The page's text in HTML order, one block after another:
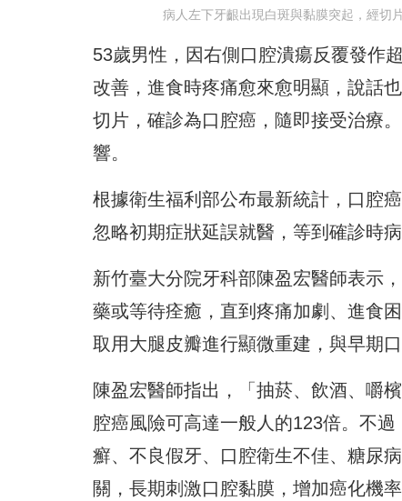
病人左下牙齦出現白斑與黏膜突起，經切
53歲男性，因右側口腔潰瘍反覆發作
改善，進食時疼痛愈來愈明顯，說話
切片，確診為口腔癌，隨即接受治療
響。
根據衛生福利部公布最新統計，口腔
忽略初期症狀延誤就醫，等到確診時
新竹臺大分院牙科部陳盈宏醫師表示
藥或等待痊癒，直到疼痛加劇、進食
取用大腿皮瓣進行顯微重建，與早期
陳盈宏醫師指出，「抽菸、飲酒、嚼
腔癌風險可高達一般人的123倍。不
癬、不良假牙、口腔衛生不佳、糖尿
關，長期刺激口腔黏膜，增加癌化機率